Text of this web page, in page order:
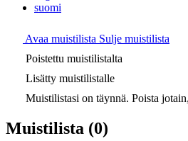
suomi
Avaa muistilista Sulje muistilista
Poistettu muistilistalta
Lisätty muistilistalle
Muistilistasi on täynnä. Poista
Muistilista (0)